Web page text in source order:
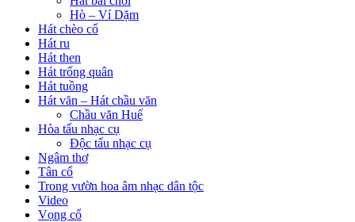
Hò – Ví Dặm
Hát chèo cổ
Hát ru
Hát then
Hát trống quân
Hát tuồng
Hát văn – Hát chầu văn
Chầu văn Huế
Hòa tấu nhạc cụ
Độc tấu nhạc cụ
Ngâm thơ
Tân cổ
Trong vườn hoa âm nhạc dân tộc
Video
Vọng cổ